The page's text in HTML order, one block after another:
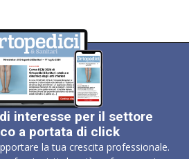
interesse per il settore
a portata di click
la tua crescita professionale.